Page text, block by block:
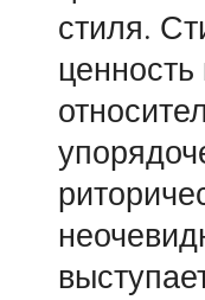
стиля.